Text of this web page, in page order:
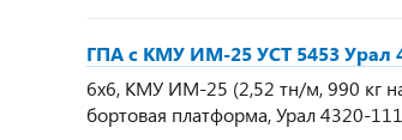
ГПА с КМУ ИМ-25 УСТ 5453 Урал
6х6, КМУ ИМ-25 (2,52 тн/м, 990 кг
бортовая платформа, Урал 4320-